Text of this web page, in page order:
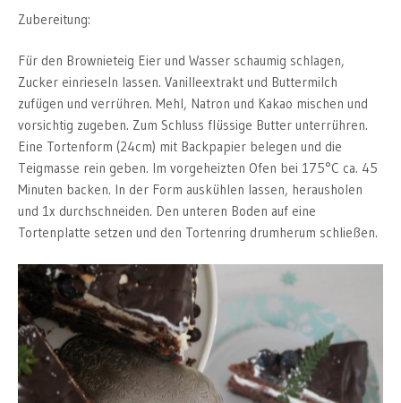
Zubereitung:
Für den Brownieteig Eier und Wasser schaumig schlagen,
Zucker einrieseln lassen. Vanilleextrakt und Buttermilch
zufügen und verrühren. Mehl, Natron und Kakao mischen und
vorsichtig zugeben. Zum Schluss flüssige Butter unterrühren.
Eine Tortenform (24cm) mit Backpapier belegen und die
Teigmasse rein geben. Im vorgeheizten Ofen bei 175°C ca. 45
Minuten backen. In der Form auskühlen lassen, herausholen
und 1x durchschneiden. Den unteren Boden auf eine
Tortenplatte setzen und den Tortenring drumherum schließen.